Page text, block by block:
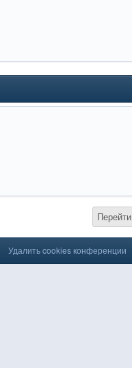
Перейти
Удалить cookies конференции